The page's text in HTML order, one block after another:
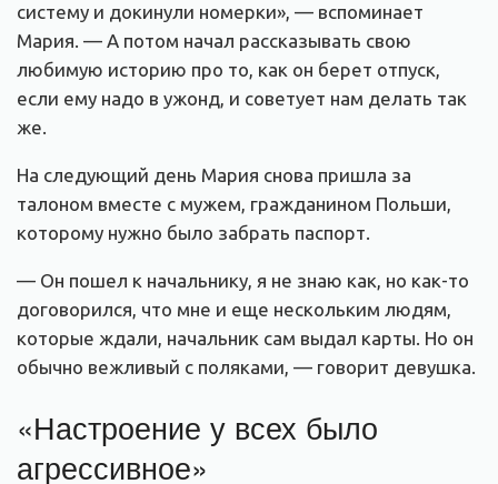
систему и докинули номерки», — вспоминает
Мария. — А потом начал рассказывать свою
любимую историю про то, как он берет отпуск,
если ему надо в ужонд, и советует нам делать так
же.
На следующий день Мария снова пришла за
талоном вместе с мужем, гражданином Польши,
которому нужно было забрать паспорт.
— Он пошел к начальнику, я не знаю как, но как-то
договорился, что мне и еще нескольким людям,
которые ждали, начальник сам выдал карты. Но он
обычно вежливый с поляками, — говорит девушка.
«Настроение у всех было
агрессивное»